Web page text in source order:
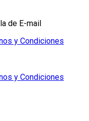
de E-mail
y Condiciones
y Condiciones